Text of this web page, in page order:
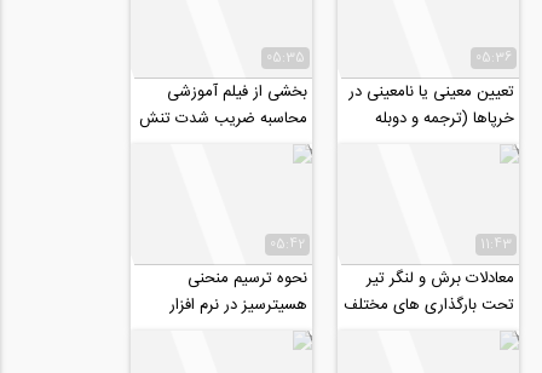
05:36
تعیین معینی یا نامعینی در
خرپاها (ترجمه و دوبله
اختصاصی موسسه ۸۰۸)
05:35
بخشی از فیلم آموزشی
محاسبه ضریب شدت تنش
در مکانیک شکست برای
یک تیر بتنی
11:43
معادلات برش و لنگر تیر
تحت بارگذاری های مختلف
(ترجمه و دوبله اختصاصی
موسسه ۸۰۸)
05:42
نحوه ترسیم منحنی
هسیترسیز در نرم افزار
آباکوس